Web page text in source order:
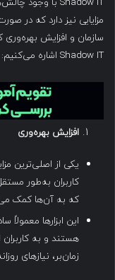
مزایایی نیز دارد که در
سازمان و افزایش بهره‌وری
Shadow IT اشاره می‌کنیم:
افزایش بهره‌وری
کاربران به‌طور
که به آن‌ها کمک
این ابزارها معمولاً
هستند و به
زمان‌بر، نیازهای